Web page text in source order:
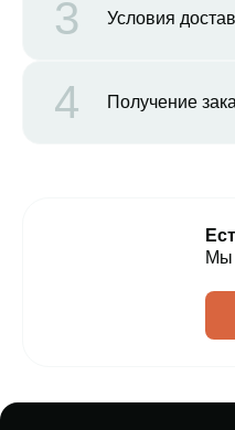
3 Условия
4 Получение
Мы